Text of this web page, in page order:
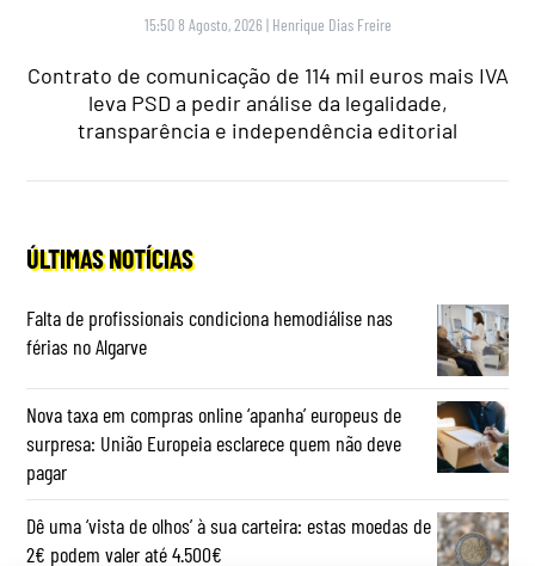
15:50 8 Agosto, 2026 | Henrique Dias Freire
Contrato de comunicação de 114 mil euros mais IVA
leva PSD a pedir análise da legalidade,
transparência e independência editorial
ÚLTIMAS NOTÍCIAS
Falta de profissionais condiciona hemodiálise nas
férias no Algarve
Nova taxa em compras online ‘apanha’ europeus de
surpresa: União Europeia esclarece quem não deve
pagar
Dê uma ‘vista de olhos’ à sua carteira: estas moedas de
2€ podem valer até 4.500€